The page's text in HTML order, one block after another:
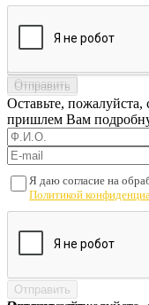
Оставьте,
пришлем Вам
Я даю согласие на
Политикой